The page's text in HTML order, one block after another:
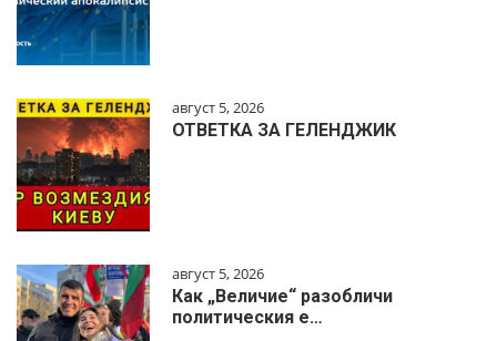
август 5, 2026
ОТВЕТКА ЗА ГЕЛЕНДЖИК
август 5, 2026
Как „Величие“ разобличи
политическия е…